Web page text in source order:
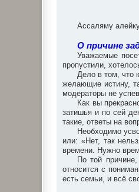
Ассаляму
О причине
Уважаемые
пропустили,
Дело в том, что
желающие истину,
модераторы не
Как вы
затишья и по сей
такие, ответы на
Необходимо
или: «Нет, так
времени. Нужно
По той
относится с
есть семьи, и всё